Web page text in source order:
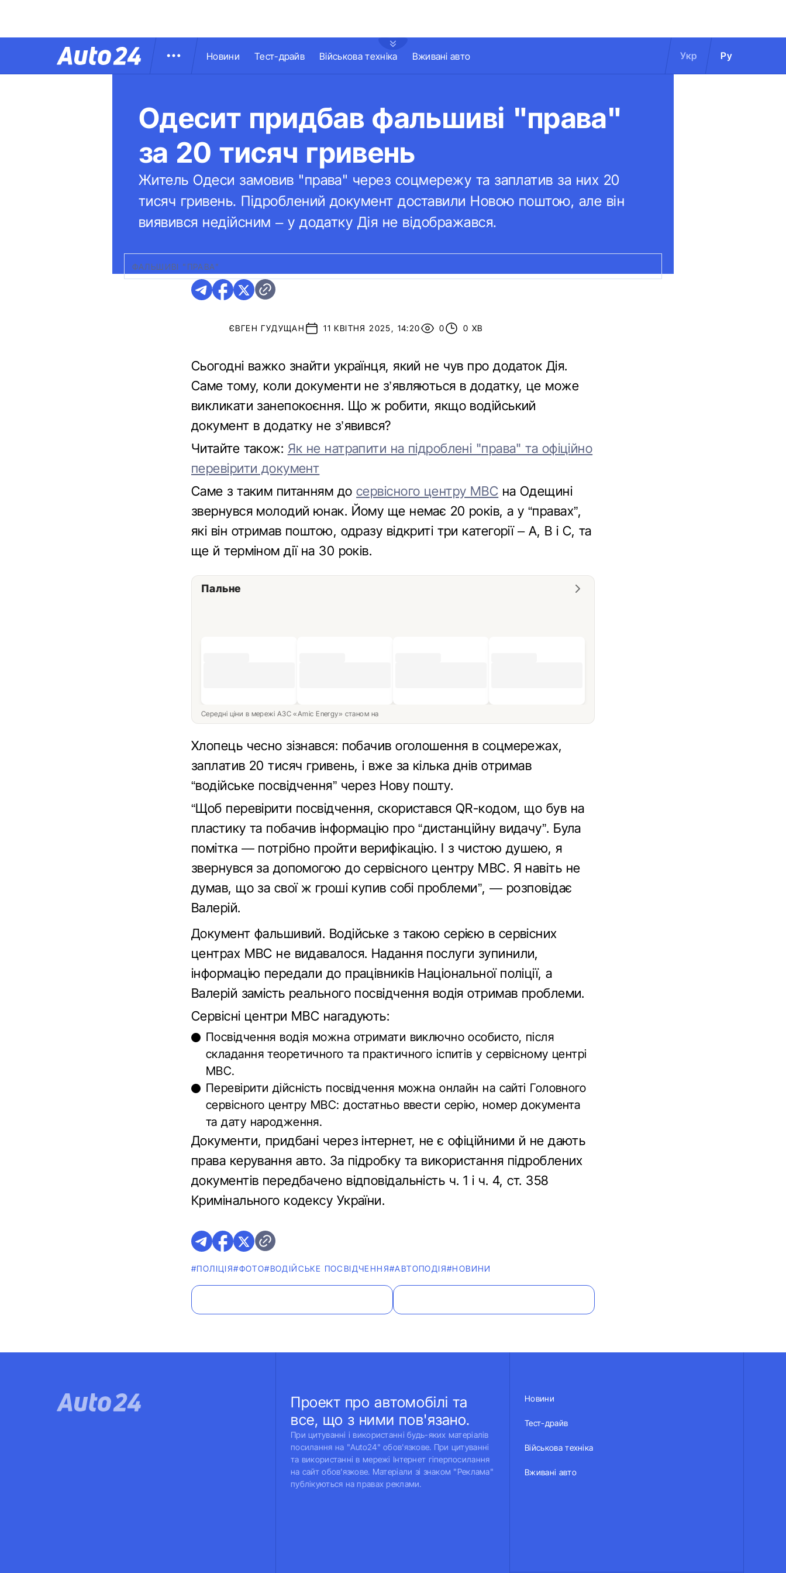
Новини Тест-драйв Військова техніка Вживані авто Укр Ру
Одесит придбав фальшиві "права"
за 20 тисяч гривень
Житель Одеси замовив "права" через соцмережу та заплатив за них 20
тисяч гривень. Підроблений документ доставили Новою поштою, але він
виявився недійсним – у додатку Дія не відображався.
ФАЛЬШИВІ "ПРАВА"
ЄВГЕН ГУДУЩАН 11 КВІТНЯ 2025, 14:20 0 0 ХВ
Сьогодні важко знайти українця, який не чув про додаток Дія.
Саме тому, коли документи не з’являються в додатку, це може
викликати занепокоєння. Що ж робити, якщо водійський
документ в додатку не з’явився?
Читайте також: Як не натрапити на підроблені "права" та офіційно
перевірити документ
Саме з таким питанням до сервісного центру МВС на Одещині
звернувся молодий юнак. Йому ще немає 20 років, а у “правах”,
які він отримав поштою, одразу відкриті три категорії – А, В і С, та
ще й терміном дії на 30 років.
Пальне
Середні ціни в мережі АЗС «Amic Energy» станом на
Хлопець чесно зізнався: побачив оголошення в соцмережах,
заплатив 20 тисяч гривень, і вже за кілька днів отримав
“водійське посвідчення” через Нову пошту.
“Щоб перевірити посвідчення, скористався QR-кодом, що був на
пластику та побачив інформацію про “дистанційну видачу”. Була
помітка — потрібно пройти верифікацію. І з чистою душею, я
звернувся за допомогою до сервісного центру МВС. Я навіть не
думав, що за свої ж гроші купив собі проблеми”, — розповідає
Валерій.
Документ фальшивий. Водійське з такою серією в сервісних
центрах МВС не видавалося. Надання послуги зупинили,
інформацію передали до працівників Національної поліції, а
Валерій замість реального посвідчення водія отримав проблеми.
Сервісні центри МВС нагадують:
Посвідчення водія можна отримати виключно особисто, після
складання теоретичного та практичного іспитів у сервісному центрі
МВС.
Перевірити дійсність посвідчення можнаонлайн на сайті Головного
сервісного центру МВС: достатньо ввести серію, номер документа
та дату народження.
Документи, придбані через інтернет, не є офіційними й не дають
права керування авто. За підробку та використання підроблених
документів передбачено відповідальність ч. 1 і ч. 4, ст. 358
Кримінального кодексу України.
#ПОЛІЦІЯ#ФОТО#ВОДІЙСЬКЕ ПОСВІДЧЕННЯ#АВТОПОДІЯ#НОВИНИ
Проект про автомобілі та
все, що з ними пов'язано.
При цитуванні і використанні будь-яких матеріалів
посилання на "Auto24" обов'язкове. При цитуванні
та використанні в мережі Інтернет гіперпосилання
на сайт обов'язкове. Матеріали зі знаком "Реклама"
публікуються на правах реклами.
Новини
Тест-драйв
Військова техніка
Вживані авто